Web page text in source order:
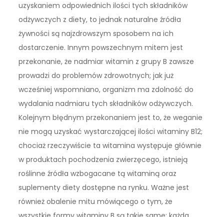
uzyskaniem odpowiednich ilości tych składników
odżywczych z diety, to jednak naturalne źródła
żywności są najzdrowszym sposobem na ich
dostarczenie. Innym powszechnym mitem jest
przekonanie, że nadmiar witamin z grupy B zawsze
prowadzi do problemów zdrowotnych; jak już
wcześniej wspomniano, organizm ma zdolność do
wydalania nadmiaru tych składników odżywczych.
Kolejnym błędnym przekonaniem jest to, że weganie
nie mogą uzyskać wystarczającej ilości witaminy B12;
chociaż rzeczywiście ta witamina występuje głównie
w produktach pochodzenia zwierzęcego, istnieją
roślinne źródła wzbogacane tą witaminą oraz
suplementy diety dostępne na rynku. Ważne jest
również obalenie mitu mówiącego o tym, że